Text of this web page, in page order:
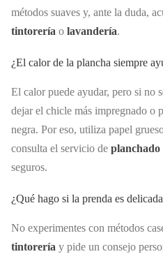
métodos suaves y, ante la duda,
tintorería o lavandería.
¿El calor de la plancha siempre
El calor puede ayudar, pero si no
dejar el chicle más impregnado o
negra. Por eso, utiliza papel
consulta el servicio de
seguros.
¿Qué hago si la prenda es
No experimentes con métodos
tintorería y pide un consejo